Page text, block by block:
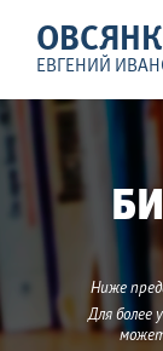
ЕВГЕНИЙ
Ниже
Для более